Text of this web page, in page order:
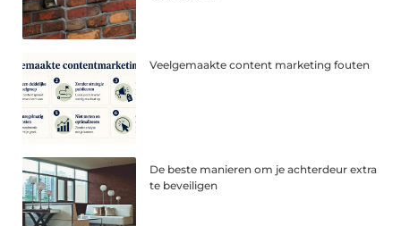
Veelgemaakte content marketing fouten
De beste manieren om je achterdeur extra
te beveiligen